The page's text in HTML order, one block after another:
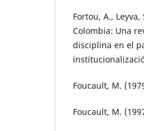
Fortou, A.,
Colombia: Una
disciplina en el
Foucault, M.
Foucault, M.